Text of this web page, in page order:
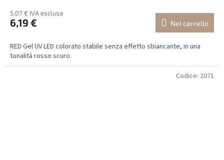
5,07 € IVA esclusa
6,19 € Nel carrello
RED Gel UV LED colorato stabile senza effetto sbiancante, in una
tonalità rosso scuro.
Codice: 2071